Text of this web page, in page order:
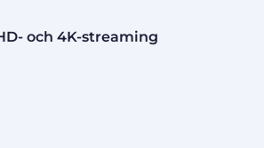
och 4K-streaming